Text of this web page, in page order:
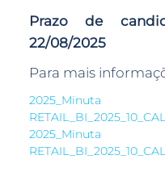
Prazo de
22/08/2025
Para mais